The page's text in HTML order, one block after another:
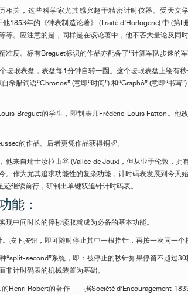
相关，这些科学家尤其感兴趣于精密计时仪器。受天
他1853年的《钟表制造论著》 (Traité d’Horlogerie) 中
。应注意的是，同样是在该论著中，他不吝大量论及同时
准度。标有Breguet标识的作品亦配备了“计算军队步速
珐琅表盘，表盘每1分钟自转一圈。这个珐琅表盘上绘
腊词语“Chronos” (意即“时间”) 和“Graphô” (意即“书
Breguet的学生，即制表师Frédéric-Louis Fatton。
的作品。后者更凭作品获得铜牌。
他来自瑞士汝拉山谷 (Vallée de Joux)，但从业于伦敦，
。作为尤其追求功能性的复杂功能，计时码表发展到今
继续前行，研制出单键双追针计时码表。
能：
中间时长的停秒读取就成为必备的基本功能。
按下按钮，即可随时停止其中一根指针，再按一次同一个
“split-second”系统，即：被停止的秒针如果停留不超过
计时码表的机械装置为基础。
Henri Robert的著作——据Société d’Encouragement